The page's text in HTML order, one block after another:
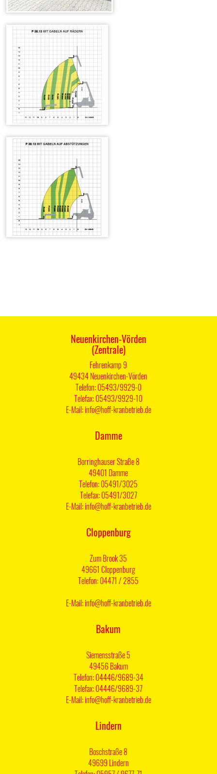
Neuenkirchen-Vörden
(Zentrale)
Fehrenkamp 9
49434 Neuenkirchen-Vörden
Telefon: 05493/9929-0
Telefax: 05493/9929-10
E-Mail: info@hoff-kranbetrieb.de
Damme
Borringhauser Straße 8
49401 Damme
Telefon: 05491/3025
Telefax: 05491/3027
E-Mail: info@hoff-kranbetrieb.de
Cloppenburg
Zum Brook 35
49661 Cloppenburg
Telefon: 04471 / 2855
E-Mail: info@hoff-kranbetrieb.de
Bakum
Siemensstraße 5
49456 Bakum
Telefon: 04446/9689-34
Telefax: 04446/9689-37
E-Mail: info@hoff-kranbetrieb.de
Lindern
Boschstraße 8
49699 Lindern